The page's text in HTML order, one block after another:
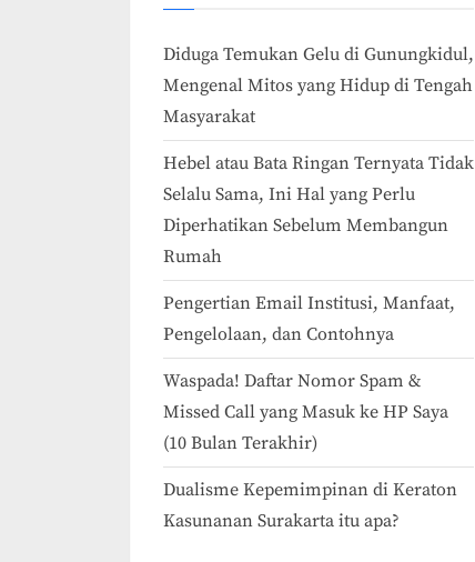
Diduga Temukan Gelu di Gunungkidul,
Mengenal Mitos yang Hidup di Tengah
Masyarakat
Hebel atau Bata Ringan Ternyata Tidak
Selalu Sama, Ini Hal yang Perlu
Diperhatikan Sebelum Membangun
Rumah
Pengertian Email Institusi, Manfaat,
Pengelolaan, dan Contohnya
Waspada! Daftar Nomor Spam &
Missed Call yang Masuk ke HP Saya
(10 Bulan Terakhir)
Dualisme Kepemimpinan di Keraton
Kasunanan Surakarta itu apa?